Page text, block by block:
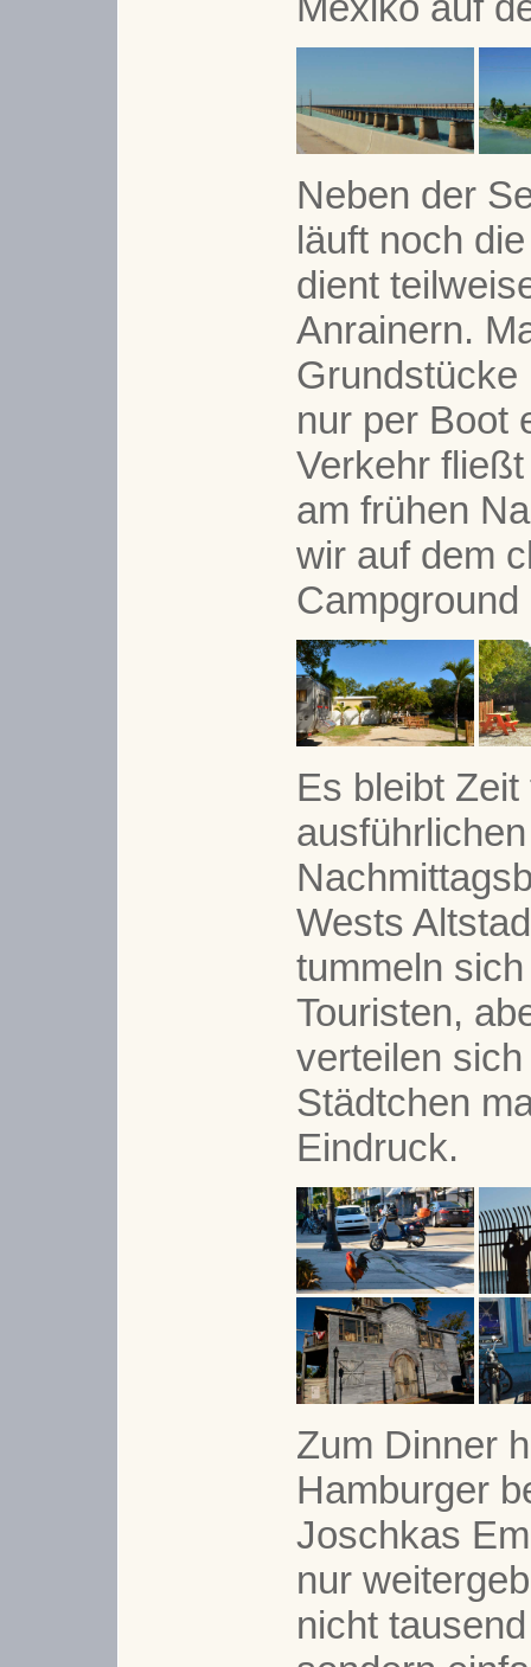
Neben der
läuft noch
dient
Anrainern.
Grundstücke
nur per Boot
Verkehr
am frühen
wir auf dem
Campground
Es bleibt
ausführlichen
Wests
tummeln
Touristen,
verteilen
Städtchen
Eindruck.
Zum Dinner
Hamburger
Joschkas
nur
nicht